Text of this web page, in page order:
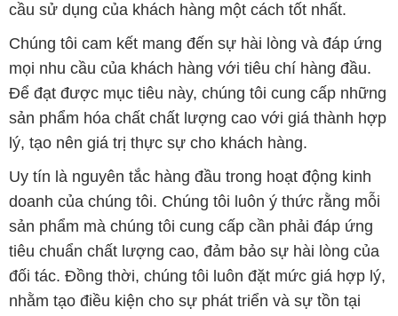
cầu sử dụng của khách hàng một cách tốt nhất.
Chúng tôi cam kết mang đến sự hài lòng và đáp ứng
mọi nhu cầu của khách hàng với tiêu chí hàng đầu.
Để đạt được mục tiêu này, chúng tôi cung cấp những
sản phẩm hóa chất chất lượng cao với giá thành hợp
lý, tạo nên giá trị thực sự cho khách hàng.
Uy tín là nguyên tắc hàng đầu trong hoạt động kinh
doanh của chúng tôi. Chúng tôi luôn ý thức rằng mỗi
sản phẩm mà chúng tôi cung cấp cần phải đáp ứng
tiêu chuẩn chất lượng cao, đảm bảo sự hài lòng của
đối tác. Đồng thời, chúng tôi luôn đặt mức giá hợp lý,
nhằm tạo điều kiện cho sự phát triển và sự tồn tại